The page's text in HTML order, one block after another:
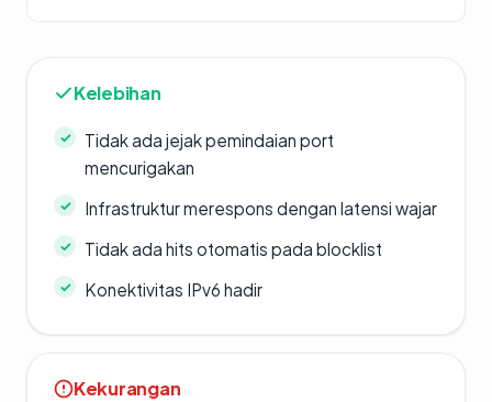
Kelebihan
Tidak ada jejak pemindaian port
mencurigakan
Infrastruktur merespons dengan latensi wajar
Tidak ada hits otomatis pada blocklist
Konektivitas IPv6 hadir
Kekurangan